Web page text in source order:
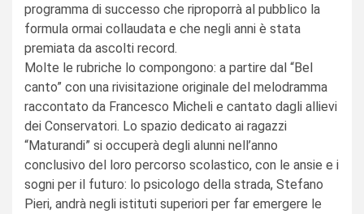
programma di successo che riproporrà al pubblico la
formula ormai collaudata e che negli anni è stata
premiata da ascolti record.
Molte le rubriche lo compongono: a partire dal “Bel
canto” con una rivisitazione originale del melodramma
raccontato da Francesco Micheli e cantato dagli allievi
dei Conservatori. Lo spazio dedicato ai ragazzi
“Maturandi” si occuperà degli alunni nell’anno
conclusivo del loro percorso scolastico, con le ansie e i
sogni per il futuro: lo psicologo della strada, Stefano
Pieri, andrà negli istituti superiori per far emergere le